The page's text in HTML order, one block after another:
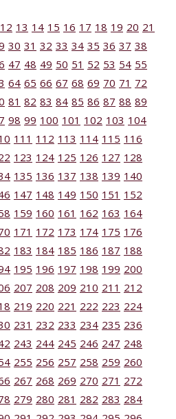
12 13 14 15 16 17 18 19 20 21
30 31 32 33 34 35 36 37 38
47 48 49 50 51 52 53 54 55
64 65 66 67 68 69 70 71 72
81 82 83 84 85 86 87 88 89
98 99 100 101 102 103 104
111 112 113 114 115 116
123 124 125 126 127 128
135 136 137 138 139 140
147 148 149 150 151 152
159 160 161 162 163 164
171 172 173 174 175 176
183 184 185 186 187 188
195 196 197 198 199 200
207 208 209 210 211 212
219 220 221 222 223 224
231 232 233 234 235 236
243 244 245 246 247 248
255 256 257 258 259 260
267 268 269 270 271 272
279 280 281 282 283 284